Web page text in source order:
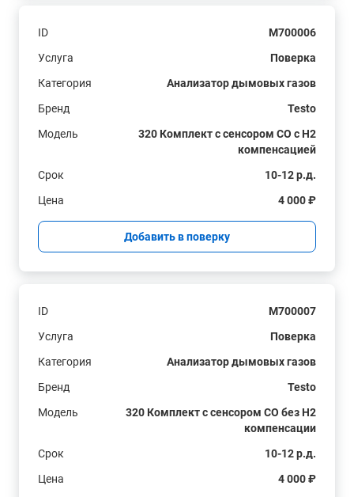
ID
M700006
Услуга
Поверка
Категория
Анализатор дымовых газов
Бренд
Testo
Модель
320 Комплект с сенсором СО с H2
компенсацией
Срок
10-12 р.д.
Цена
4 000 ₽
Добавить в поверку
ID
M700007
Услуга
Поверка
Категория
Анализатор дымовых газов
Бренд
Testo
Модель
320 Комплект с сенсором СО без H2
компенсации
Срок
10-12 р.д.
Цена
4 000 ₽